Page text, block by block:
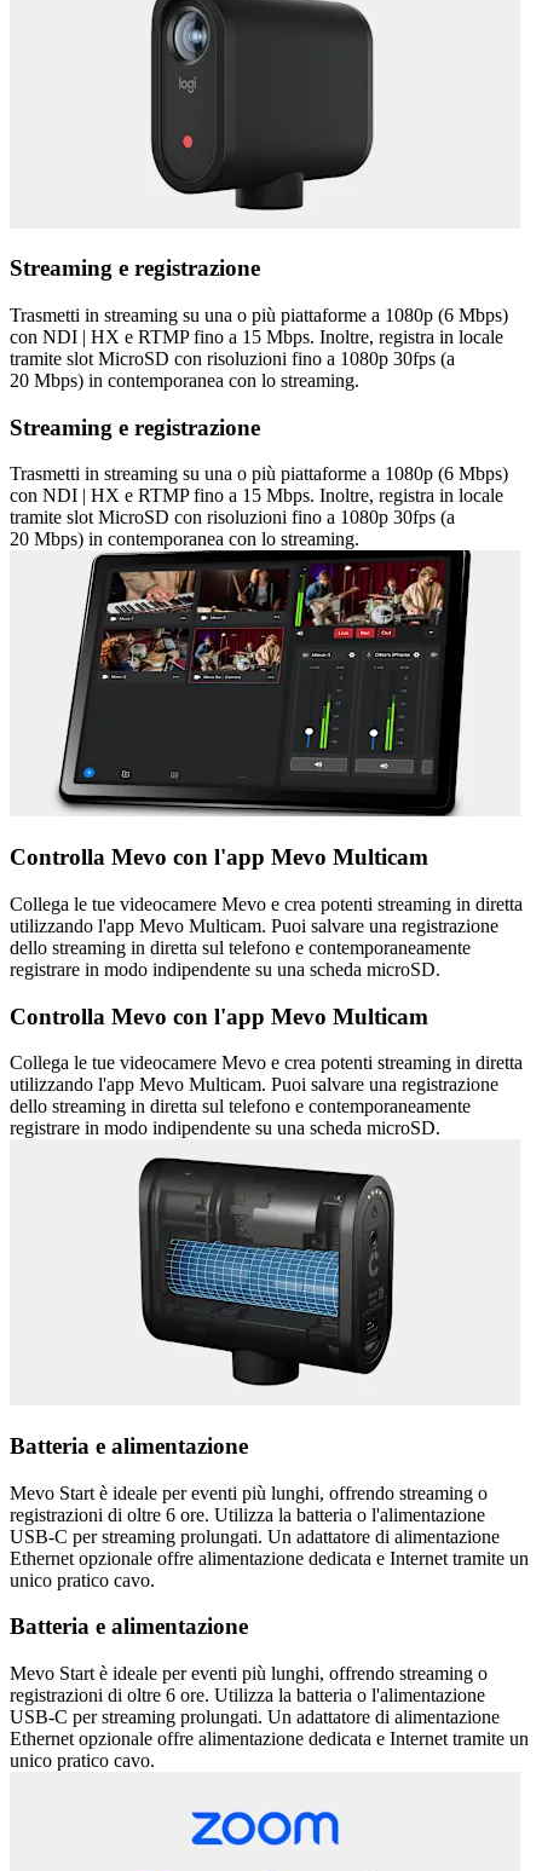
Streaming e registrazione
Trasmetti in streaming su una o più piattaforme a 1080p (6 Mbps)
con NDI | HX e RTMP fino a 15 Mbps. Inoltre, registra in locale
tramite slot MicroSD con risoluzioni fino a 1080p 30fps (a
20 Mbps) in contemporanea con lo streaming.
Streaming e registrazione
Trasmetti in streaming su una o più piattaforme a 1080p (6 Mbps)
con NDI | HX e RTMP fino a 15 Mbps. Inoltre, registra in locale
tramite slot MicroSD con risoluzioni fino a 1080p 30fps (a
20 Mbps) in contemporanea con lo streaming.
Controlla Mevo con l'app Mevo Multicam
Collega le tue videocamere Mevo e crea potenti streaming in diretta
utilizzando l'app Mevo Multicam. Puoi salvare una registrazione
dello streaming in diretta sul telefono e contemporaneamente
registrare in modo indipendente su una scheda microSD.
Controlla Mevo con l'app Mevo Multicam
Collega le tue videocamere Mevo e crea potenti streaming in diretta
utilizzando l'app Mevo Multicam. Puoi salvare una registrazione
dello streaming in diretta sul telefono e contemporaneamente
registrare in modo indipendente su una scheda microSD.
Batteria e alimentazione
Mevo Start è ideale per eventi più lunghi, offrendo streaming o
registrazioni di oltre 6 ore. Utilizza la batteria o l'alimentazione
USB-C per streaming prolungati. Un adattatore di alimentazione
Ethernet opzionale offre alimentazione dedicata e Internet tramite un
unico pratico cavo.
Batteria e alimentazione
Mevo Start è ideale per eventi più lunghi, offrendo streaming o
registrazioni di oltre 6 ore. Utilizza la batteria o l'alimentazione
USB-C per streaming prolungati. Un adattatore di alimentazione
Ethernet opzionale offre alimentazione dedicata e Internet tramite un
unico pratico cavo.